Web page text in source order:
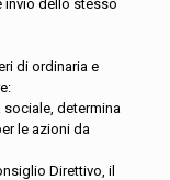
invio dello stesso
di ordinaria e
sociale, determina
le azioni da
Direttivo, il